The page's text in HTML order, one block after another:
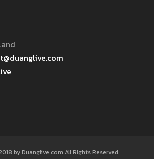
by Duanglive.com All Rights Reserved.